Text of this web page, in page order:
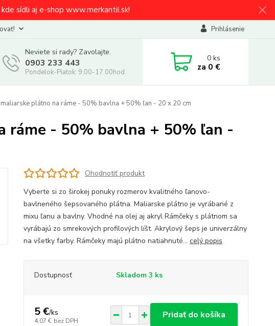
sídli aj e-shop www.merkantil.sk!
Prihlásenie
Neviete si rady? Zavolajte.
0903 233 443
Pondelok-Piatok: 9.00-17.00hod.
0ks
za 0 €
plátno na ráme - 50% bavlna + 50% ľan - 20 x 20 cm
ráme - 50% bavlna + 50% ľan -
Ohodnotiť produkt
Vyberte si zo širokej ponuky rozmerov kvalitného ľanovo-
bavlneného šepsovaného plátna. Maliarske plátno je vyrábané z
mixu ľanu a bavlny. Vhodné na olej aj akryl Rámčeky s plátnom sa
vyrábajú zo smrekových profilových líšt. Akrylový šeps je univerzálny
na všetky farby. Rámčeky majú plátno natiahnuté... celý popis
Dostupnosť Skladom 3 ks
5 €/ks
4,07 € bez DPH
Pridať do košíka